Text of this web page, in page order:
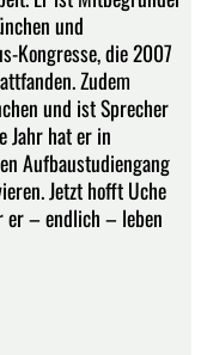
und
Kongresse, die 2007
Zudem
und ist Sprecher
Jahr hat er in
Aufbaustudiengang
Jetzt hofft Uche
er – endlich – leben